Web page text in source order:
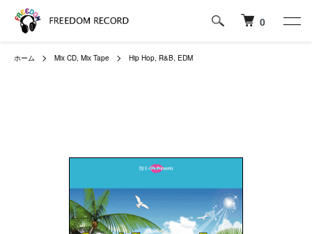
0
ホーム Mix CD, Mix Tape Hip Hop, R&B, EDM